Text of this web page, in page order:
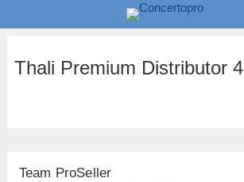
Thali Premium Distributor 4
Team ProSeller